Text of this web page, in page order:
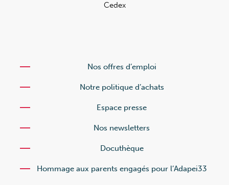
Cedex
Nos offres d’emploi
Notre politique d’achats
Espace presse
Nos newsletters
Docuthèque
Hommage aux parents engagés pour l’Adapei33